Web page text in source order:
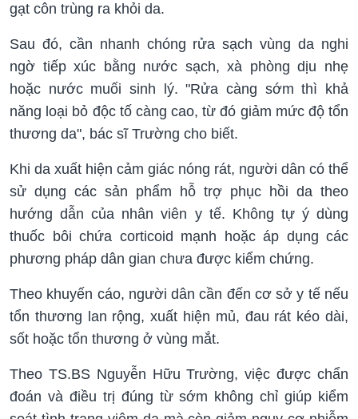
gạt côn trùng ra khỏi da.
Sau đó, cần nhanh chóng rửa sạch vùng da nghi
ngờ tiếp xúc bằng nước sạch, xà phòng dịu nhẹ
hoặc nước muối sinh lý. "Rửa càng sớm thì khả
năng loại bỏ độc tố càng cao, từ đó giảm mức độ tổn
thương da", bác sĩ Trường cho biết.
Khi da xuất hiện cảm giác nóng rát, người dân có thể
sử dụng các sản phẩm hỗ trợ phục hồi da theo
hướng dẫn của nhân viên y tế. Không tự ý dùng
thuốc bôi chứa corticoid mạnh hoặc áp dụng các
phương pháp dân gian chưa được kiểm chứng.
Theo khuyến cáo, người dân cần đến cơ sở y tế nếu
tổn thương lan rộng, xuất hiện mủ, đau rát kéo dài,
sốt hoặc tổn thương ở vùng mắt.
Theo TS.BS Nguyễn Hữu Trường, việc được chẩn
đoán và điều trị đúng từ sớm không chỉ giúp kiểm